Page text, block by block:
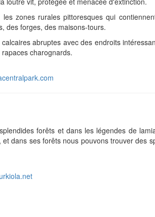
zones rurales pittoresques qui
des forges, des maisons-tours.
abruptes avec des endroits
charognards.
forêts et dans les légendes de
dans ses forêts nous pouvons trouver des